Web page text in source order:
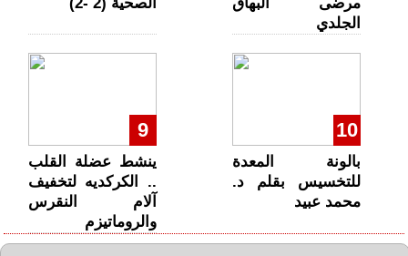
الجلدي
9
ينشط عضلة القلب
.. الكركديه لتخفيف
آلام النقرس
والروماتيزم
10
بالونة المعدة
للتخسيس بقلم د.
محمد عبيد